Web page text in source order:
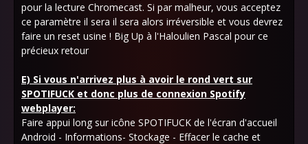
pour la lecture Chromecast. Si par malheur, vous acceptez
ce paramètre il sera il sera alors irréversible et vous devrez
faire un reset usine ! Big Up à l'Haloulien Pascal pour ce
précieux retour
E) Si vous n'arrivez plus à avoir le rond vert sur
SPOTIFUCK et donc plus de connexion Spotify
webplayer:
Faire appui long sur icône SPOTIFUCK de l'écran d'accueil
Android - Informations- Stockage - Effacer le cache et